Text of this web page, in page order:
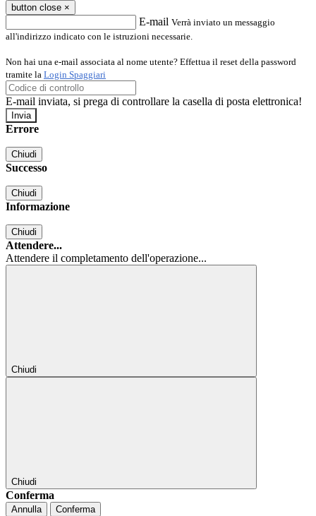
button close ×
E-mail Verrà inviato un messaggio
all'indirizzo indicato con le istruzioni necessarie.
Non hai una e-mail associata al nome utente? Effettua il reset della password
tramite la Login Spaggiari
E-mail inviata, si prega di controllare la casella di posta elettronica!
Errore
Chiudi
Successo
Chiudi
Informazione
Chiudi
Attendere...
Attendere il completamento dell'operazione...
Chiudi
Chiudi
Conferma
Annulla Conferma